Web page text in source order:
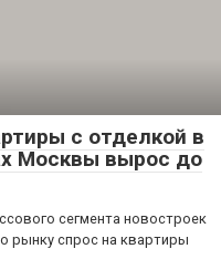
с отделкой в
Москвы вырос до
сегмента новостроек
рынку спрос на квартиры